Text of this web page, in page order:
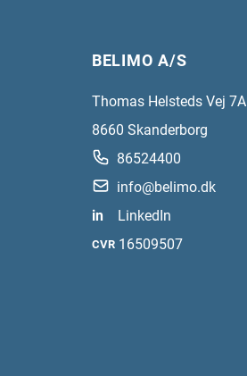
BELIMO A/S
Thomas Helsteds Vej 7A
8660 Skanderborg
86524400
info@belimo.dk
in
LinkedIn
CVR 16509507